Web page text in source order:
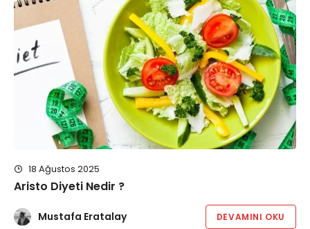
18 Ağustos 2025
Aristo Diyeti Nedir ?
Mustafa Eratalay DEVAMINI OKU